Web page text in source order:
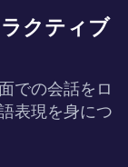
クティブ
での会話をロ
表現を身につ